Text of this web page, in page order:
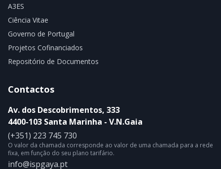
A3ES
Ciência Vitae
Governo de Portugal
Projetos Cofinanciados
Repositório de Documentos
Contactos
Av. dos Descobrimentos, 333
4400-103 Santa Marinha - V.N.Gaia
(+351) 223 745 730
O valor da chamada corresponde ao valor de uma chamada para a rede
fixa, em função do seu plano tarifário.
info@ispgaya.pt